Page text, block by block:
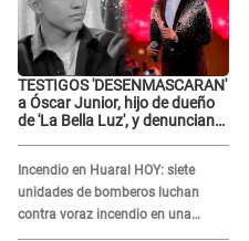
TESTIGOS 'DESENMASCARAN'
a Óscar Junior, hijo de dueño
de 'La Bella Luz', y denuncian
Incendio en Huaral HOY: siete
unidades de bomberos luchan
contra voraz incendio en una
ferretería